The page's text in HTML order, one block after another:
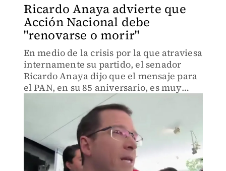
Ricardo Anaya advierte que
Acción Nacional debe
"renovarse o morir"
En medio de la crisis por la que atraviesa
internamente su partido, el senador
Ricardo Anaya dijo que el mensaje para
el PAN, en su 85 aniversario, es muy
claro: “renovarse o morir”. Y destacó que
su partido debe romper la alianza con el